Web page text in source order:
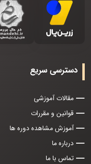
دسترسی سریع
مقالات آموزشی
قوانین و مقررات
آموزش مشاهده دوره ها
درباره ما
تماس با ما